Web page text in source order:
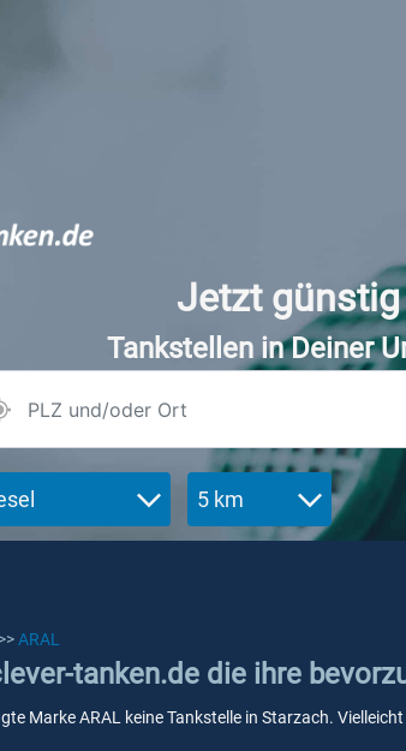
Jetzt
Tankstellen in Deiner
5 km
>>ARAL
tanken.de die ihre
Marke ARAL keine Tankstelle in Starzach.